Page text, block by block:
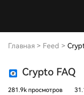
Главная > Feed >
Crypto FAQ
281.9k просмотров